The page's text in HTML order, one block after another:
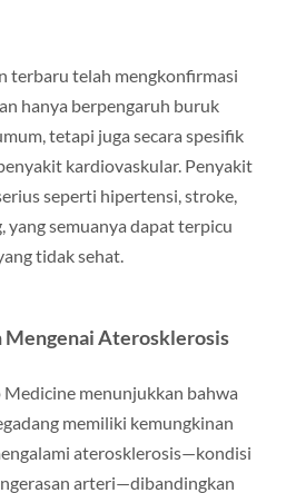
terbaru telah mengkonfirmasi
hanya berpengaruh buruk
tetapi juga secara spesifik
kardiovaskular. Penyakit
seperti hipertensi, stroke,
yang semuanya dapat terpicu
tidak sehat.
Mengenai Aterosklerosis
Medicine menunjukkan bahwa
memiliki kemungkinan
aterosklerosis—kondisi
arteri—dibandingkan